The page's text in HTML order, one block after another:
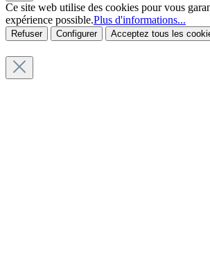
Ce site web utilise des cookies pour vous
expérience possible.Plus d'informations...
Refuser Configurer Acceptez tous les